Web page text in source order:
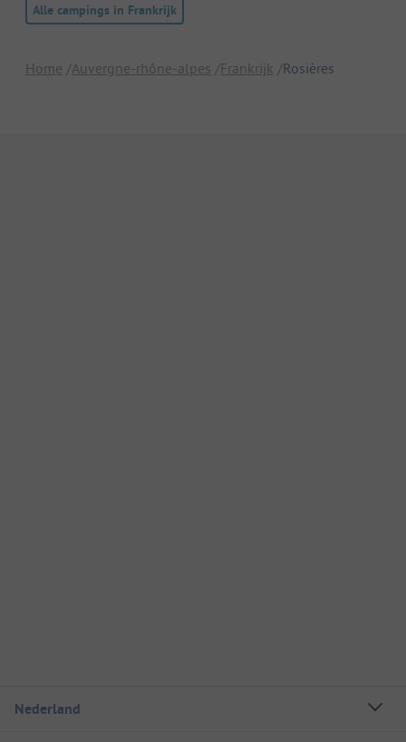
Alle campings in Frankrijk
Home Auvergne-rhône-alpes Frankrijk Rosières
Nederland